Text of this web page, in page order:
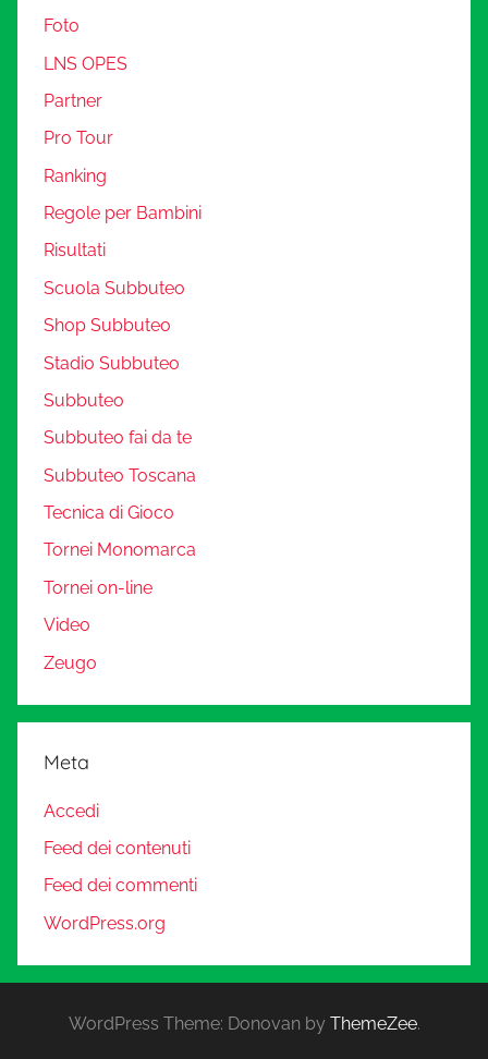
Foto
LNS OPES
Partner
Pro Tour
Ranking
Regole per Bambini
Risultati
Scuola Subbuteo
Shop Subbuteo
Stadio Subbuteo
Subbuteo
Subbuteo fai da te
Subbuteo Toscana
Tecnica di Gioco
Tornei Monomarca
Tornei on-line
Video
Zeugo
Meta
Accedi
Feed dei contenuti
Feed dei commenti
WordPress.org
WordPress Theme: Donovan by ThemeZee.